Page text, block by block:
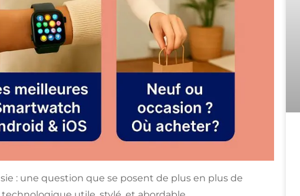
: une question que se posent de plus en plus de